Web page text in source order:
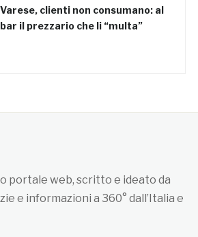
Varese, clienti non consumano: al
bar il prezzario che li “multa”
portale web, scritto e ideato da
e informazioni a 360° dall’Italia e